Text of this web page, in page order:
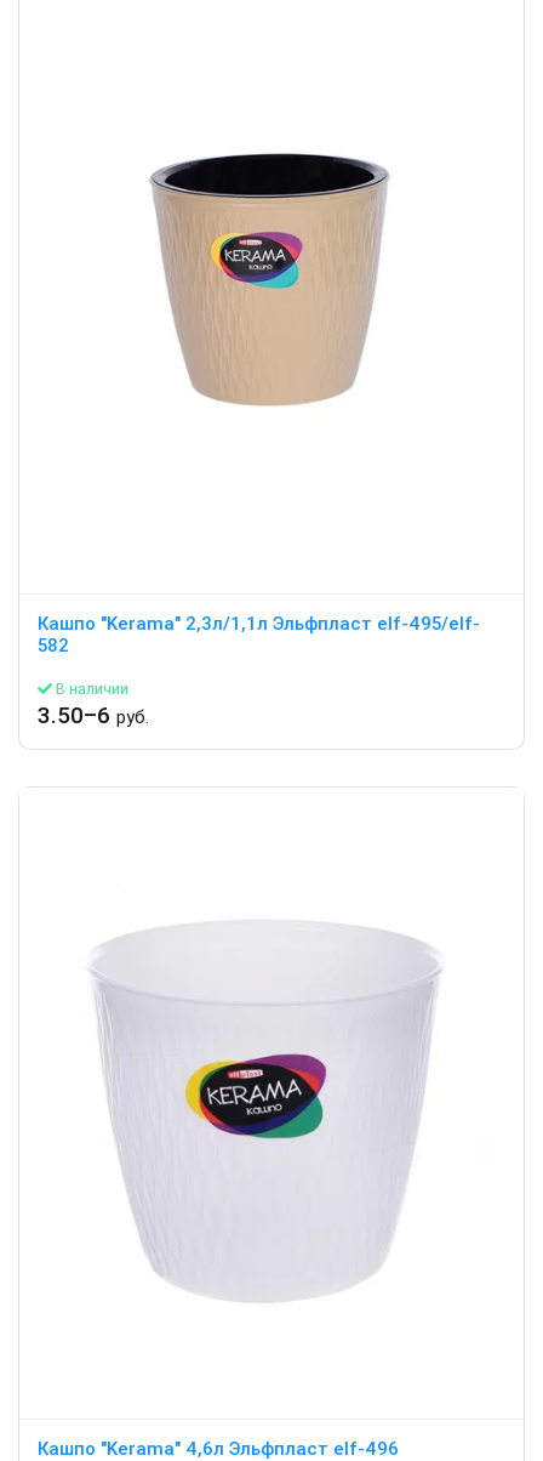
Кашпо "Kerama" 2,3л/1,1л Эльфпласт elf-495/elf-
582
В наличии
3.50–6 руб.
Кашпо "Kerama" 4,6л Эльфпласт elf-496